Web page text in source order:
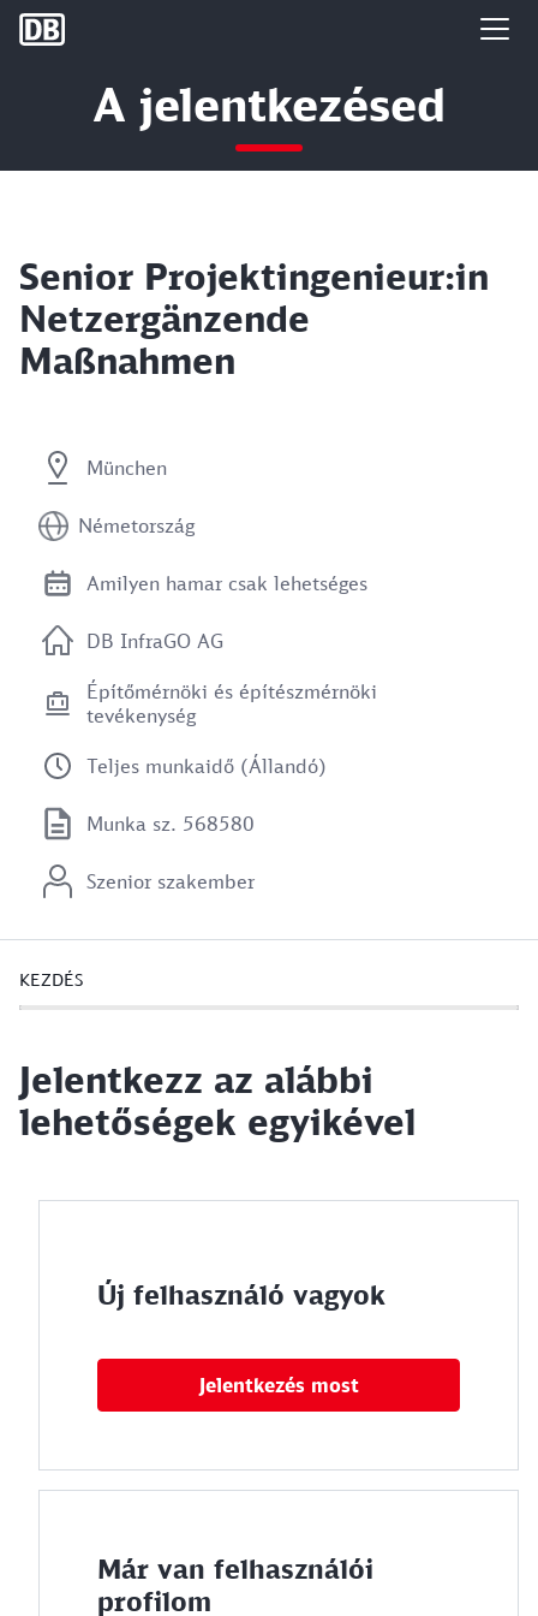
DB Group
A jelentkezésed
Senior Projektingenieur:in
Netzergänzende
Maßnahmen
München
Németország
Amilyen hamar csak lehetséges
DB InfraGO AG
Építőmérnöki és építészmérnöki
tevékenység
Teljes munkaidő (Állandó)
Munka sz. 568580
Szenior szakember
KEZDÉS
Jelentkezz az alábbi
lehetőségek egyikével
Új felhasználó vagyok
Jelentkezés most
Már van felhasználói
profilom